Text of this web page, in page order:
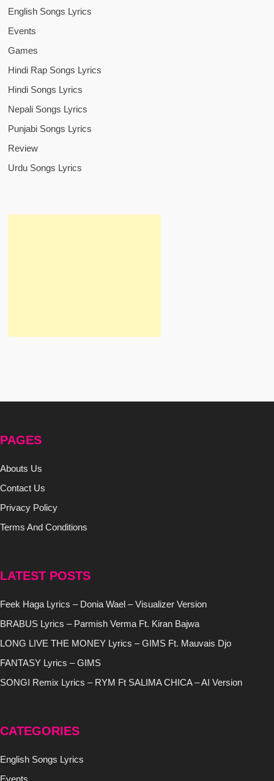
English Songs Lyrics
Events
Games
Hindi Rap Songs Lyrics
Hindi Songs Lyrics
Nepali Songs Lyrics
Punjabi Songs Lyrics
Review
Urdu Songs Lyrics
PAGES
Abouts Us
Contact Us
Privacy Policy
Terms And Conditions
LATEST POSTS
Feek Haga Lyrics – Donia Wael – Visualizer Version
BRABUS Lyrics – Parmish Verma Ft. Kiran Bajwa
LONG LIVE THE MONEY Lyrics – GIMS Ft. Mauvais Djo
FANTASY Lyrics – GIMS
SONGI Remix Lyrics – RYM Ft SALIMA CHICA – AI Version
CATEGORIES
English Songs Lyrics